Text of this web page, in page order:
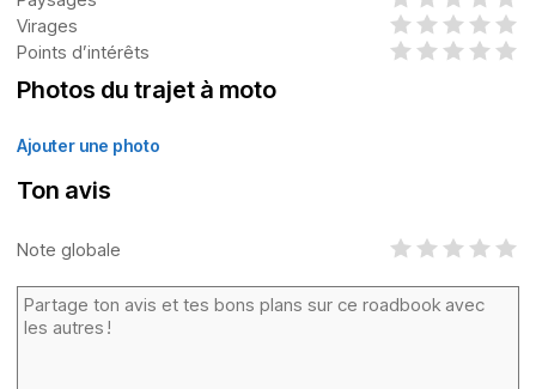
Virages
Points d’intérêts
Photos du trajet à moto
Ajouter une photo
Ton avis
Note globale